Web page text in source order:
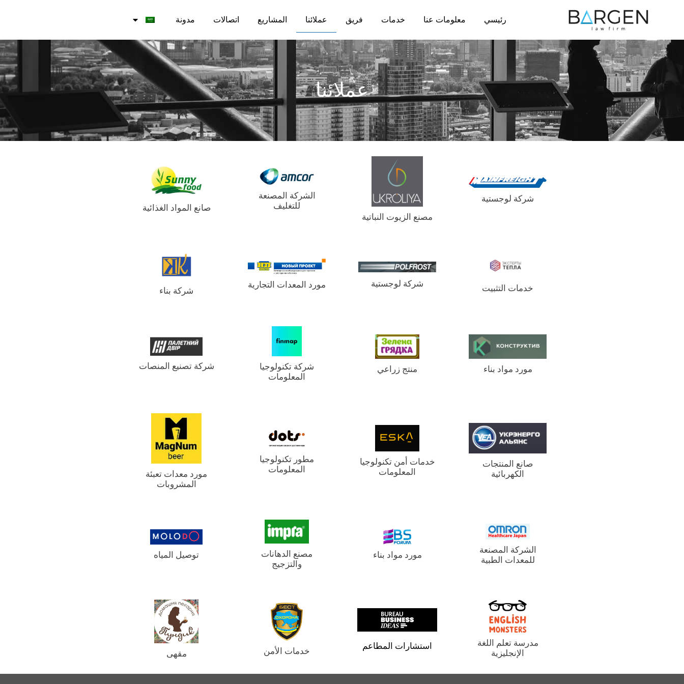
رئيسي معلومات عنا خدمات فريق عملائنا المشاريع اتصالات مدونة
عملائنا
شركة لوجستية
مصنع الزيوت النباتية
الشركة المصنعة
للتغليف
صانع المواد الغذائية
خدمات التثبيت شركة لوجستية مورد المعدات التجارية
شركة بناء
مورد مواد بناء منتج زراعي
شركة تكنولوجيا
المعلومات
شركة تصنيع المنصات
صانع المنتجات
الكهربائية
خدمات أمن تكنولوجيا
المعلومات
مطور تكنولوجيا
المعلومات
مورد معدات تعبئة
المشروبات
الشركة المصنعة
للمعدات الطبية
مورد مواد بناء
مصنع الدهانات
والتزجيج
توصيل المياه
مدرسة تعلم اللغة
الإنجليزية
استشارات المطاعم خدمات الأمن مقهى